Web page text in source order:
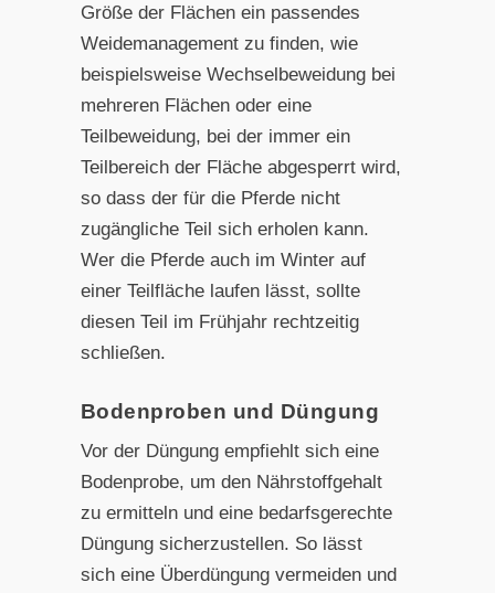
Größe der Flächen ein passendes
Weidemanagement zu finden, wie
beispielsweise Wechselbeweidung bei
mehreren Flächen oder eine
Teilbeweidung, bei der immer ein
Teilbereich der Fläche abgesperrt wird,
so dass der für die Pferde nicht
zugängliche Teil sich erholen kann.
Wer die Pferde auch im Winter auf
einer Teilfläche laufen lässt, sollte
diesen Teil im Frühjahr rechtzeitig
schließen.
Bodenproben und Düngung
Vor der Düngung empfiehlt sich eine
Bodenprobe, um den Nährstoffgehalt
zu ermitteln und eine bedarfsgerechte
Düngung sicherzustellen. So lässt
sich eine Überdüngung vermeiden und